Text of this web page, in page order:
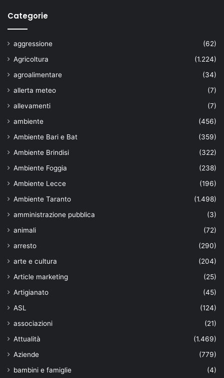
Categorie
aggressione
(62)
Agricoltura
(1.224)
agroalimentare
(34)
allerta meteo
(7)
allevamenti
(7)
ambiente
(456)
Ambiente Bari e Bat
(359)
Ambiente Brindisi
(322)
Ambiente Foggia
(238)
Ambiente Lecce
(196)
Ambiente Taranto
(1.498)
amministrazione pubblica
(3)
animali
(72)
arresto
(290)
arte e cultura
(204)
Article marketing
(25)
Artigianato
(45)
ASL
(124)
associazioni
(21)
Attualità
(1.469)
Aziende
(779)
bambini e famiglie
(4)